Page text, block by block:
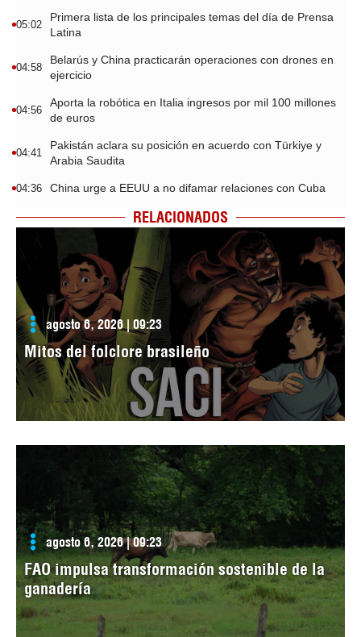
05:02
Primera lista de los principales temas del día de Prensa
Latina
04:58
Belarús y China practicarán operaciones con drones en
ejercicio
04:56
Aporta la robótica en Italia ingresos por mil 100 millones
de euros
04:41
Pakistán aclara su posición en acuerdo con Türkiye y
Arabia Saudita
04:36 China urge a EEUU a no difamar relaciones con Cuba
RELACIONADOS
agosto 6, 2026 | 09:23
Mitos del folclore brasileño
agosto 6, 2026 | 09:23
FAO impulsa transformación sostenible de la
ganadería